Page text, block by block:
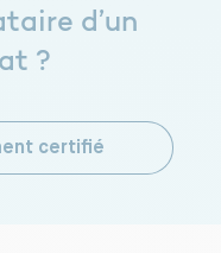
d’un
?
certifié